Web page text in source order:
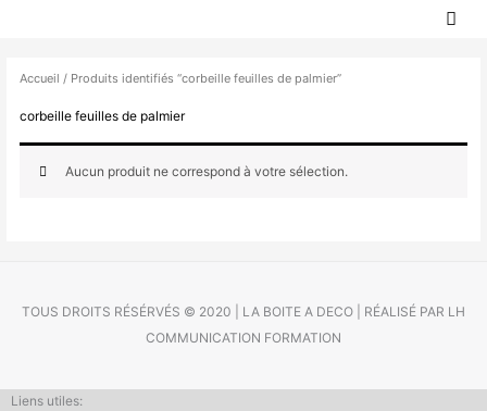
Accueil / Produits identifiés “corbeille feuilles de palmier”
corbeille feuilles de palmier
Aucun produit ne correspond à votre sélection.
TOUS DROITS RÉSÉRVÉS © 2020 | LA BOITE A DECO | RÉALISÉ PAR LH
COMMUNICATION FORMATION
Liens utiles: